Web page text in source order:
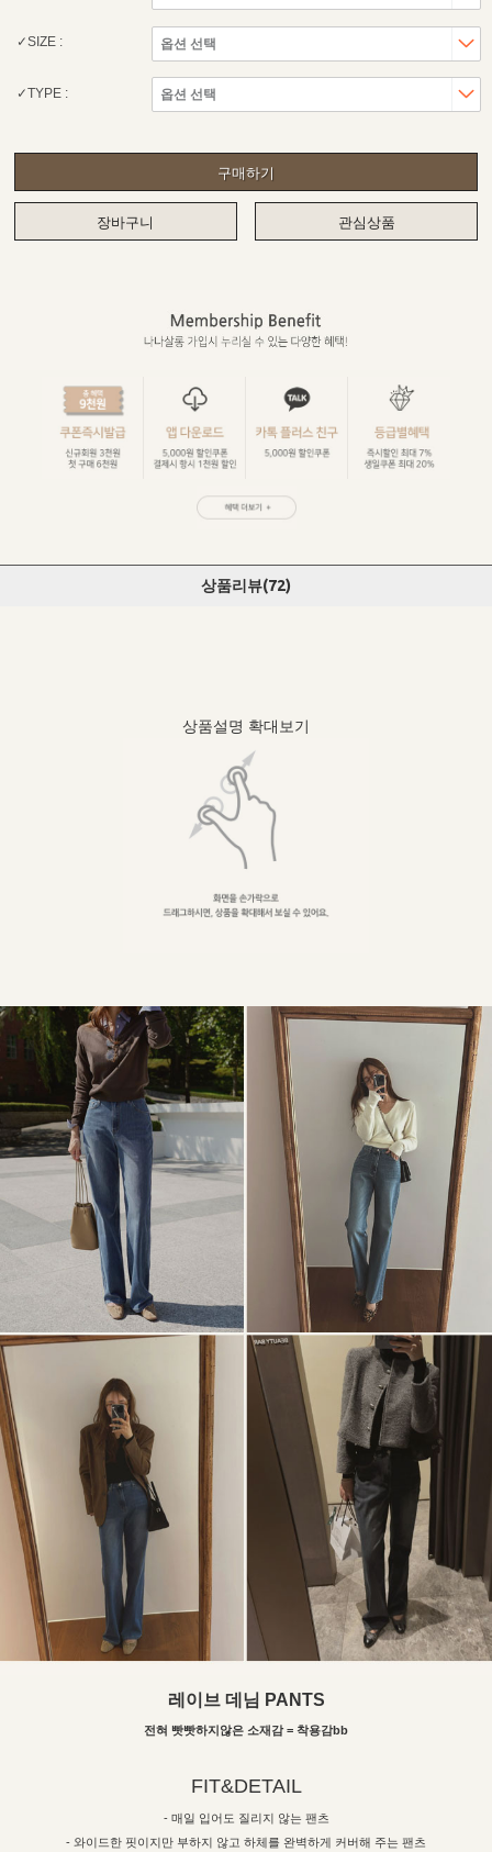
SIZE :
TYPE :
구매하기
장바구니 관심상품
상품리뷰(72)
상품설명 확대보기
레이브 데님 PANTS
전혀 빳빳하지않은 소재감 = 착용감bb
FIT&DETAIL
- 매일 입어도 질리지 않는 팬츠
- 와이드한 핏이지만 부하지 않고 하체를 완벽하게 커버해 주는 팬츠